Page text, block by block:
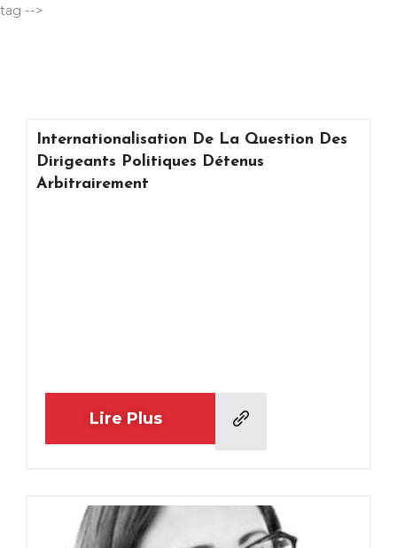
tag -->
Internationalisation De La Question Des
Dirigeants Politiques Détenus
Arbitrairement
Lire Plus